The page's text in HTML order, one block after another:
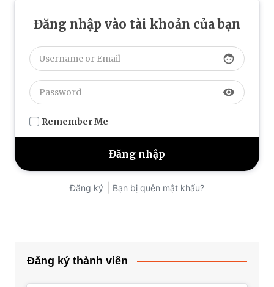
Đăng nhập vào tài khoản của bạn
face
visibility
Remember Me
Đăng ký Bạn bị quên mật khẩu?
Đăng ký thành viên